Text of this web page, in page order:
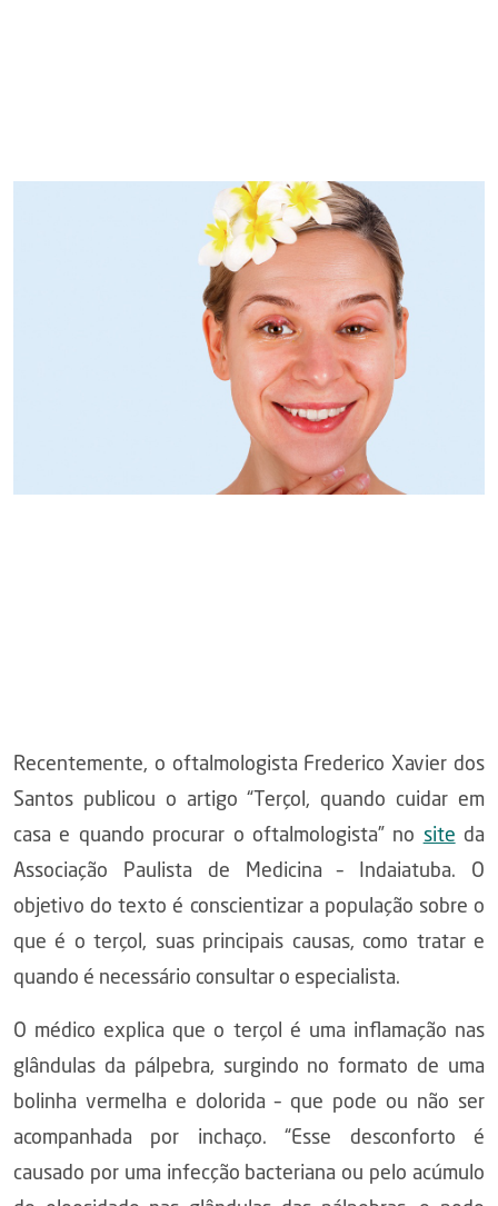
Recentemente, o oftalmologista Frederico Xavier dos
Santos publicou o artigo “Terçol, quando cuidar em
casa e quando procurar o oftalmologista” no site da
Associação Paulista de Medicina – Indaiatuba. O
objetivo do texto é conscientizar a população sobre o
que é o terçol, suas principais causas, como tratar e
quando é necessário consultar o especialista.
O médico explica que o terçol é uma inflamação nas
glândulas da pálpebra, surgindo no formato de uma
bolinha vermelha e dolorida – que pode ou não ser
acompanhada por inchaço. “Esse desconforto é
causado por uma infecção bacteriana ou pelo acúmulo